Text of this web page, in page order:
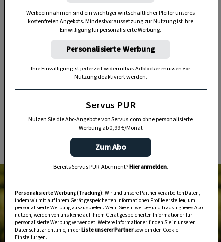
„Servus Garten“ auf WhatsApp
Nutzen Sie WhatsApp auf Ihrem Handy und lieben es, auf
dem Balkon, der Terrasse oder im Garten zu werkeln? In
unserem kostenlosen WhatsApp-Kanal finden Sie täglich
HIER MEHR ERFAHREN
Werbeeinnahmen sind ein wichtiger wirtschaftlicher Pfeiler unseres
kostenfreien Angebots. Mindestvoraussetzung zur Nutzung ist Ihre
Einwilligung für personalisierte Werbung.
Personalisierte Werbung
Ihre Einwilligung ist jederzeit widerrufbar. Adblocker müssen vor
Nutzung deaktiviert werden.
Servus PUR
Nutzen Sie die Abo-Angebote von Servus.com ohne personalisierte
Werbung ab 0,99 €/Monat
Zum Abo
Bereits Servus PUR-Abonnent?Hier anmelden.
Personalisierte Werbung (Tracking): Wir und unsere Partner verarbeiten Daten,
indem wir mit auf Ihrem Gerät gespeicherten Informationen Profile erstellen, um
personalisierte Werbung auszuspielen. Wenn Sie ein werbe– und trackingfreies Abo
nutzen, werden von uns keine auf Ihrem Gerät gespeicherten Informationen für
personalisierte Werbung verwendet. Weitere Informationen finden Sie in unserer
Datenschutzrichtlinie, in derListe unserer Partnersowie in den Cookie-
Einstellungen.